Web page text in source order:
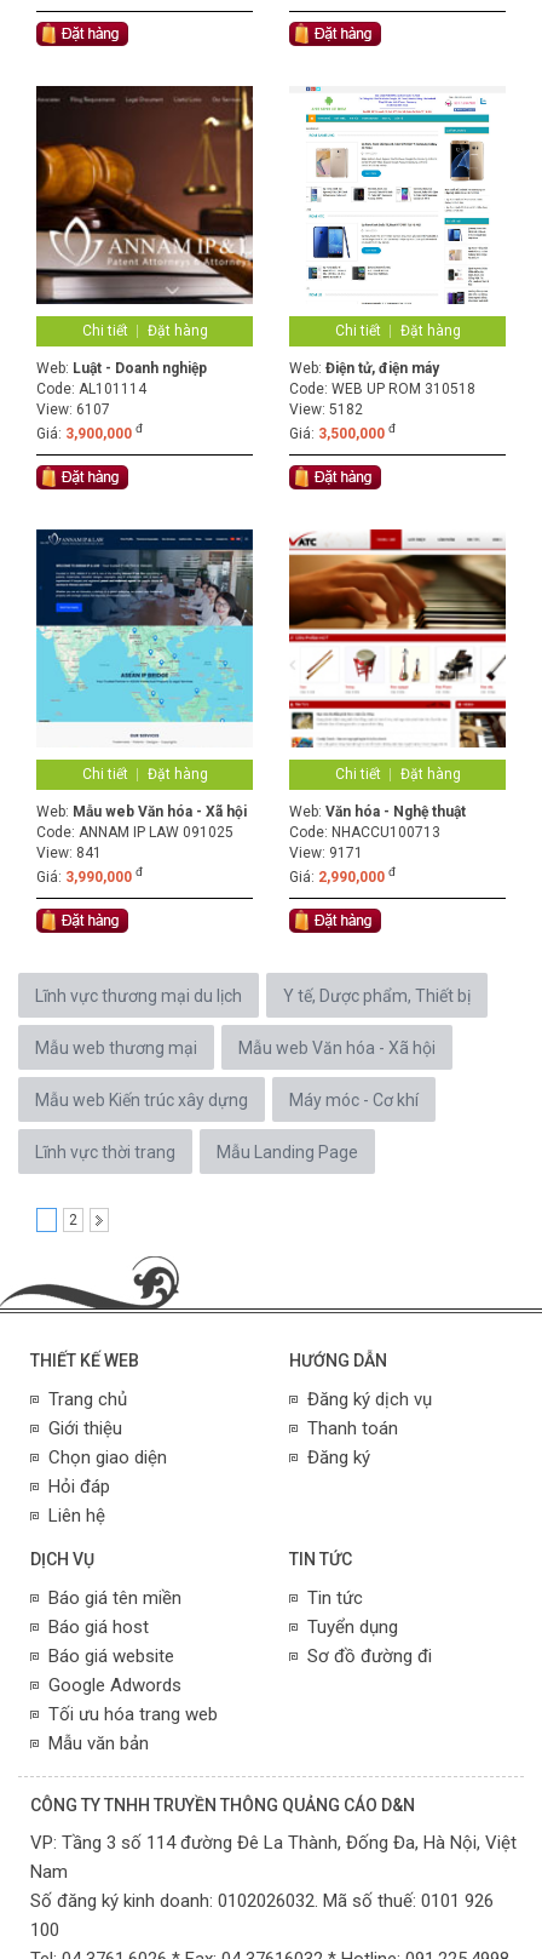
Chi tiết Đặt hàng
Web: Luật - Doanh nghiệp
Code: AL101114
View: 6107
Giá: 3,900,000 đ
Chi tiết Đặt hàng
Web: Điện tử, điện máy
Code: WEB UP ROM 310518
View: 5182
Giá: 3,500,000 đ
Chi tiết Đặt hàng
Web: Mẫu web Văn hóa - Xã hội
Code: ANNAM IP LAW 091025
View: 841
Giá: 3,990,000 đ
Chi tiết Đặt hàng
Web: Văn hóa - Nghệ thuật
Code: NHACCU100713
View: 9171
Giá: 2,990,000 đ
Lĩnh vực thương mại du lịch Y tế, Dược phẩm, Thiết bị
Mẫu web thương mại Mẫu web Văn hóa - Xã hội
Mẫu web Kiến trúc xây dựng Máy móc - Cơ khí
Lĩnh vực thời trang Mẫu Landing Page
2
THIẾT KẾ WEB
Trang chủ
Giới thiệu
Chọn giao diện
Hỏi đáp
Liên hệ
HƯỚNG DẪN
Đăng ký dịch vụ
Thanh toán
Đăng ký
DỊCH VỤ
Báo giá tên miền
Báo giá host
Báo giá website
Google Adwords
Tối ưu hóa trang web
Mẫu văn bản
TIN TỨC
Tin tức
Tuyển dụng
Sơ đồ đường đi
CÔNG TY TNHH TRUYỀN THÔNG QUẢNG CÁO D&N
VP: Tầng 3 số 114 đường Đê La Thành, Đống Đa, Hà Nội, Việt
Nam
Số đăng ký kinh doanh: 0102026032. Mã số thuế: 0101 926
100